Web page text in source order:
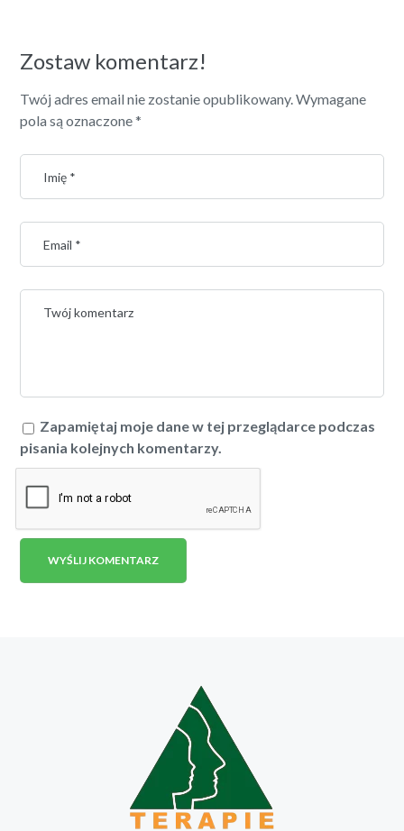
Zostaw komentarz!
Twój adres email nie zostanie opublikowany.Wymagane
pola są oznaczone*
Zapamiętaj moje dane w tej przeglądarce podczas
pisania kolejnych komentarzy.